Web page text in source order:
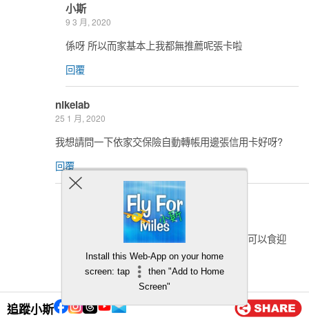
追蹤小斯
小斯
9 3 月, 2020
係呀 所以而家基本上我都無推薦呢張卡啦
回覆
nikelab
25 1 月, 2020
我想請問一下依家交保險自動轉帳用邊張信用卡好呀?
回覆
－ Citi Premier Miles（8蚊里但電子錢包都可以食迎
http://flyformiles.hk/2752
https://flyformiles.hk/176/
－ 大新ONE+:
https://flyformiles.hk/6001/
Install this Web-App on your home
screen: tap
then "Add to Home
Screen"